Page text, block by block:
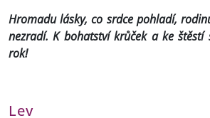
Hromadu lásky, co srdce pohladí,
nezradí. K bohatství krůček a ke štěstí
rok!
Lev